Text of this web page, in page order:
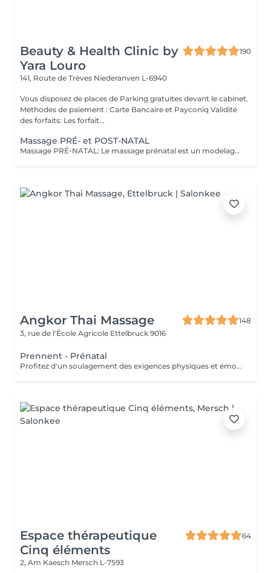
Beauty & Health Clinic by
Yara Louro
190
141, Route de Trèves Niederanven L-6940
Vous disposez de places de Parking gratuites devant le cabinet.
Méthodes de paiement : Carte Bancaire et Payconiq Validité
des forfaits: Les forfait...
Massage PRÉ- et POST-NATAL
Massage PRÉ-NATAL: Le massage prénatal est un modelage thérapeutique spécialement conçu pour accompagner les femmes enceintes à travers leur grossesse et les bouleversements que celle-ci occasionne sur leur corps et leur psyché : pendant neuf mois, le corps subit, en effet, des changements extrêmement éprouvants que le massage prénatal peut atténuer. Relaxant et réconfortant, le massage prénatal permet à la fois de soulager le mental, la fatigue, mais aussi le physique grâce à des techniques douces de modelage qui vont venir stimuler les muscles et les articulations, améliorer la posture ou encore favoriser la circulation sanguine et lymphatique, très impactées lors de la grossesse. Le massage prénatal se pratique à partir du 4ème mois de grossesse. Massage POST-NATAL: Le massage post-natal est une pratique qui existe depuis des millénaires ayant pour but de soutenir et réconforter les nouvelles mamans dans leur période post-accouchement. Il s'agit d'un type de massage spécialement conçu pour répondre aux besoins émotionnels et physiques des femmes après la naissance du nouveau-né. Le massage offre de nombreux bienfaits, tant sur le plan psychologique que physique, ce qui constitue une source solide au rétablissement et à la relaxation de la mère.
Angkor Thai Massage
148
3, rue de l'École Agricole Ettelbruck 9016
Prennent - Prénatal
Profitez d'un soulagement des exigences physiques et émotionnelles de la grossesse. Ce massage de grossesse doux soulagera l'inconfort, réduira l'enflure et aidera à réduire le stress. Sentez-vous glisser dans un état de relaxation calme pendant que notre thérapeute qualifiée utilise un toucher plus léger, en se concentrant sur les zones de votre corps les plus vulnérables au changement pendant la grossesse. Attention ! Ce massage est toutefois déconseillé les 3 premiers mois et le dernier mois de grossesse.
Espace thérapeutique
Cinq éléments
64
2, Am Kaesch Mersch L-7593